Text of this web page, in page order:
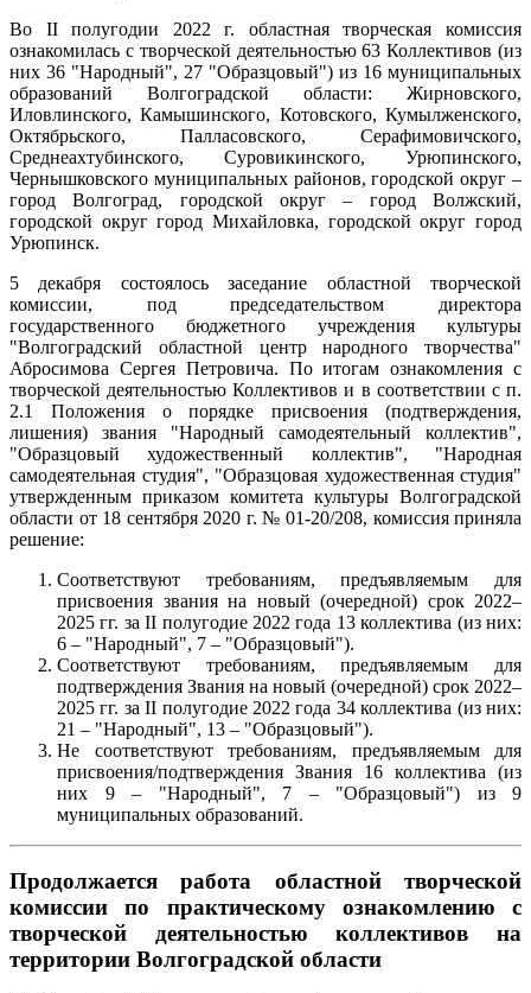
Во II полугодии 2022 г. областная творческая комиссия
ознакомилась с творческой деятельностью 63 Коллективов (из
них 36 "Народный", 27 "Образцовый") из 16 муниципальных
образований Волгоградской области: Жирновского,
Иловлинского, Камышинского, Котовского, Кумылженского,
Октябрьского, Палласовского, Серафимовичского,
Среднеахтубинского, Суровикинского, Урюпинского,
Чернышковского муниципальных районов, городской округ –
город Волгоград, городской округ – город Волжский,
городской округ город Михайловка, городской округ город
Урюпинск.
5 декабря состоялось заседание областной творческой
комиссии, под председательством директора
государственного бюджетного учреждения культуры
"Волгоградский областной центр народного творчества"
Абросимова Сергея Петровича. По итогам ознакомления с
творческой деятельностью Коллективов и в соответствии с п.
2.1 Положения о порядке присвоения (подтверждения,
лишения) звания "Народный самодеятельный коллектив",
"Образцовый художественный коллектив", "Народная
самодеятельная студия", "Образцовая художественная студия"
утвержденным приказом комитета культуры Волгоградской
области от 18 сентября 2020 г. № 01-20/208, комиссия приняла
решение:
Соответствуют требованиям, предъявляемым для
присвоения званияна новый (очередной) срок 2022–
2025 гг. за II полугодие 2022 года 13 коллектива (из них:
6 – "Народный", 7 – "Образцовый").
Соответствуют требованиям, предъявляемым для
подтверждения Звания на новый (очередной) срок 2022–
2025 гг. за II полугодие 2022 года 34 коллектива (из них:
21 – "Народный", 13 – "Образцовый").
Не соответствуют требованиям, предъявляемым для
присвоения/подтверждения Звания 16 коллектива (из
них 9 – "Народный", 7 – "Образцовый") из 9
муниципальных образований.
Продолжается работа областной творческой
комиссии по практическому ознакомлению с
творческой деятельностью коллективов на
территории Волгоградской области